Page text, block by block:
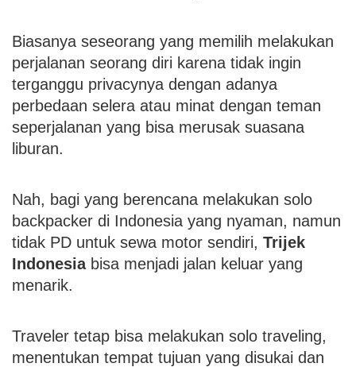
Biasanya seseorang yang memilih melakukan
perjalanan seorang diri karena tidak ingin
terganggu privacynya dengan adanya
perbedaan selera atau minat dengan teman
seperjalanan yang bisa merusak suasana
liburan.
Nah, bagi yang berencana melakukan solo
backpacker di Indonesia yang nyaman, namun
tidak PD untuk sewa motor sendiri, Trijek
Indonesiabisa menjadi jalan keluar yang
menarik.
Traveler tetap bisa melakukan solo traveling,
menentukan tempat tujuan yang disukai dan